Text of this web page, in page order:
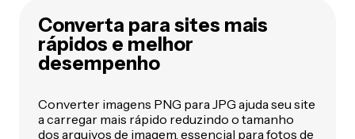
Converta para sites mais
rápidos e melhor
desempenho
Converter imagens PNG para JPG ajuda seu site
a carregar mais rápido reduzindo o tamanho
dos arquivos de imagem, essencial para fotos de